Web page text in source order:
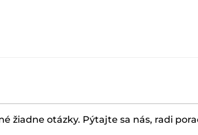
žiadne otázky. Pýtajte sa nás, radi